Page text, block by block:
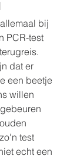
bij
PCR-test
dat er
een beetje
willen
test
echt een